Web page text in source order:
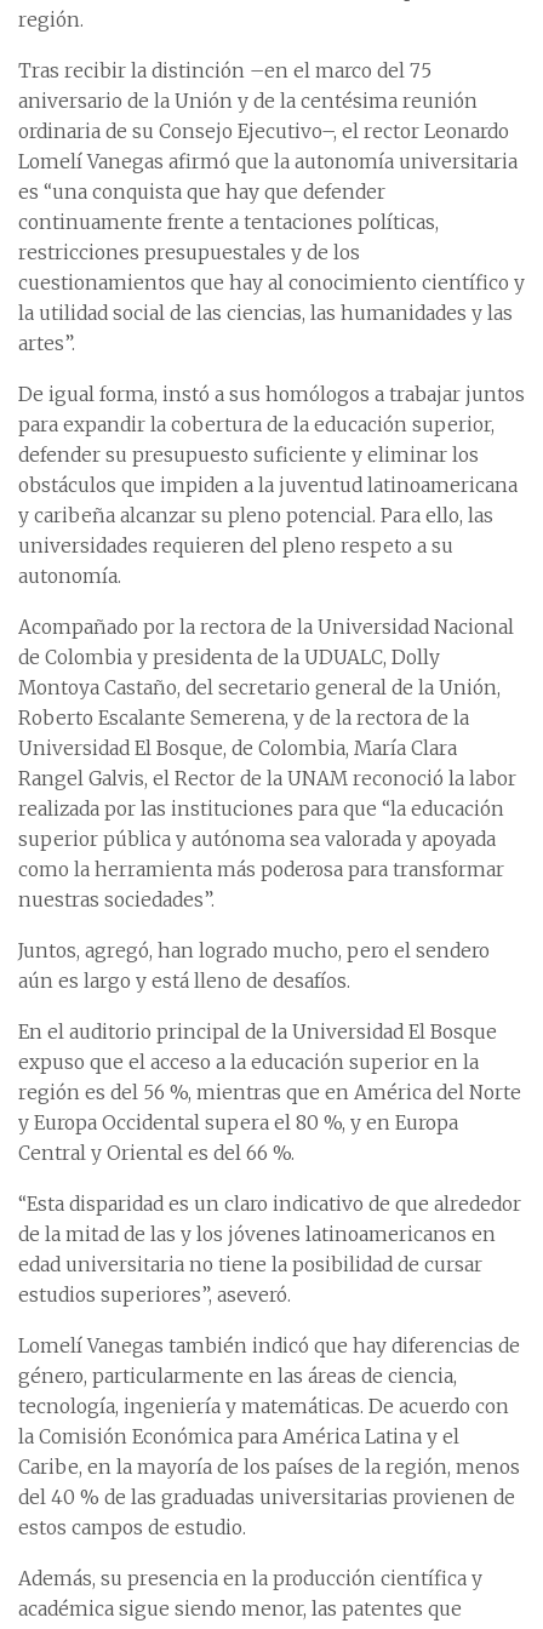
región.
Tras recibir la distinción –en el marco del 75
aniversario de la Unión y de la centésima reunión
ordinaria de su Consejo Ejecutivo–, el rector Leonardo
Lomelí Vanegas afirmó que la autonomía universitaria
es “una conquista que hay que defender
continuamente frente a tentaciones políticas,
restricciones presupuestales y de los
cuestionamientos que hay al conocimiento científico y
la utilidad social de las ciencias, las humanidades y las
artes”.
De igual forma, instó a sus homólogos a trabajar juntos
para expandir la cobertura de la educación superior,
defender su presupuesto suficiente y eliminar los
obstáculos que impiden a la juventud latinoamericana
y caribeña alcanzar su pleno potencial. Para ello, las
universidades requieren del pleno respeto a su
autonomía.
Acompañado por la rectora de la Universidad Nacional
de Colombia y presidenta de la UDUALC, Dolly
Montoya Castaño, del secretario general de la Unión,
Roberto Escalante Semerena, y de la rectora de la
Universidad El Bosque, de Colombia, María Clara
Rangel Galvis, el Rector de la UNAM reconoció la labor
realizada por las instituciones para que “la educación
superior pública y autónoma sea valorada y apoyada
como la herramienta más poderosa para transformar
nuestras sociedades”.
Juntos, agregó, han logrado mucho, pero el sendero
aún es largo y está lleno de desafíos.
En el auditorio principal de la Universidad El Bosque
expuso que el acceso a la educación superior en la
región es del 56 %, mientras que en América del Norte
y Europa Occidental supera el 80 %, y en Europa
Central y Oriental es del 66 %.
“Esta disparidad es un claro indicativo de que alrededor
de la mitad de las y los jóvenes latinoamericanos en
edad universitaria no tiene la posibilidad de cursar
estudios superiores”, aseveró.
Lomelí Vanegas también indicó que hay diferencias de
género, particularmente en las áreas de ciencia,
tecnología, ingeniería y matemáticas. De acuerdo con
la Comisión Económica para América Latina y el
Caribe, en la mayoría de los países de la región, menos
del 40 % de las graduadas universitarias provienen de
estos campos de estudio.
Además, su presencia en la producción científica y
académica sigue siendo menor, las patentes que